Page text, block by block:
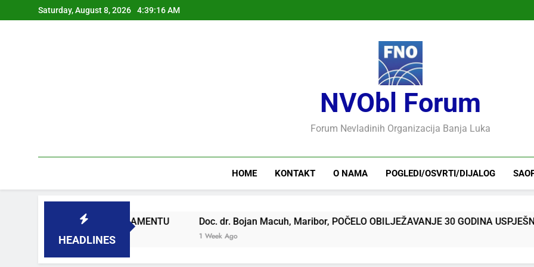
to
Saturday, August 8, 2026 4:39:17 AM
NVObl Forum
Forum Nevladinih Organizacija Banja Luka
HOME KONTAKT O NAMA POGLEDI/OSVRTI/DIJALOG
HEADLINES
PARLAMENTU Doc. dr. Bojan Macuh, Maribor, POČELO OBILJEŽAVANJE 30 GODINA USPJEŠNOG RADA I